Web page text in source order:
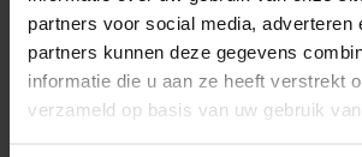
partners voor social media, adverteren
partners kunnen deze gegevens
informatie die u aan ze heeft verstrekt
verzameld op basis van uw gebruik
€ 19,99
−
HP 12 MOTOR